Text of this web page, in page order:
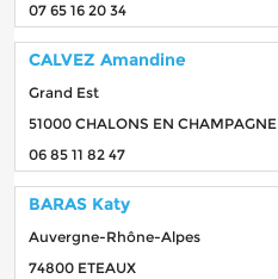
07 65 16 20 34
CALVEZ Amandine
Grand Est
51000 CHALONS EN CHAMPAGNE
06 85 11 82 47
BARAS Katy
Auvergne-Rhône-Alpes
74800 ETEAUX